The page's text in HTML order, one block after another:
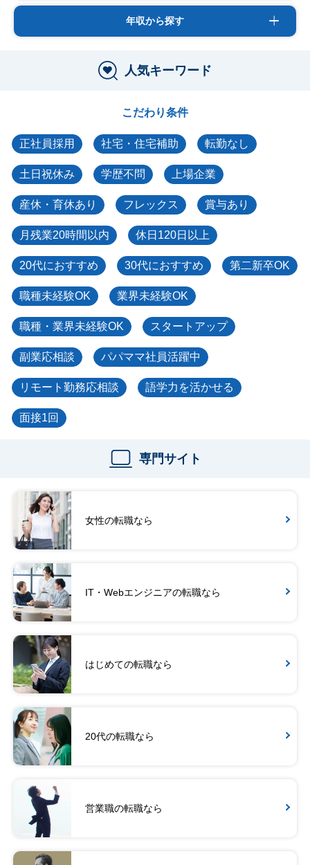
年収から探す
人気キーワード
こだわり条件
正社員採用 社宅・住宅補助 転勤なし
土日祝休み 学歴不問 上場企業
産休・育休あり フレックス 賞与あり
月残業20時間以内 休日120日以上
20代におすすめ 30代におすすめ 第二新卒OK
職種未経験OK 業界未経験OK
職種・業界未経験OK スタートアップ
副業応相談 パパママ社員活躍中
リモート勤務応相談 語学力を活かせる
面接1回
専門サイト
女性の転職なら
IT・Webエンジニアの転職なら
はじめての転職なら
20代の転職なら
営業職の転職なら